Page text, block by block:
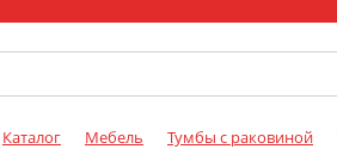
Каталог Мебель Тумбы с раковиной